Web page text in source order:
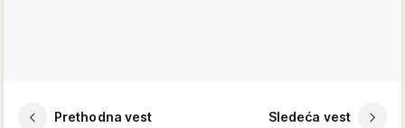
Prethodna vest Sledeća vest